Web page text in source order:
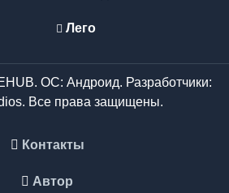
Лего
ОС: Андроид. Разработчики:
Все права защищены.
Контакты
Автор